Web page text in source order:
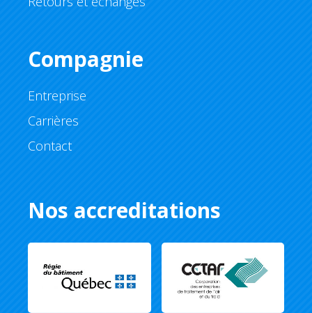
Compagnie
Entreprise
Carrières
Contact
Nos accreditations